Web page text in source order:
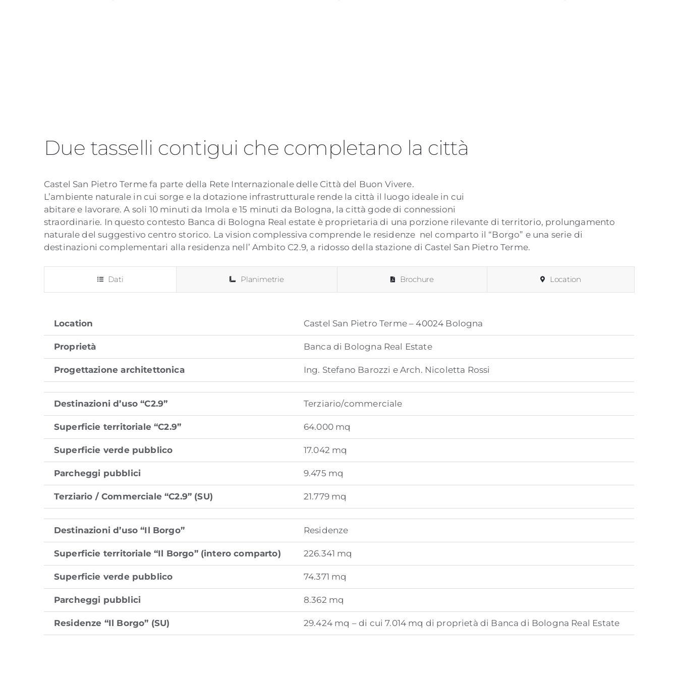
Due tasselli contigui che completano la città
Castel San Pietro Terme fa parte della Rete Internazionale delle Città del Buon Vivere.
L’ambiente naturale in cui sorge e la dotazione infrastrutturale rende la città il luogo ideale in cui
abitare e lavorare. A soli 10 minuti da Imola e 15 minuti da Bologna, la città gode di connessioni
straordinarie. In questo contesto Banca di Bologna Real estate è proprietaria di una porzione rilevante di territorio, prolungamento
naturale del suggestivo centro storico. La vision complessiva comprende le residenze nel comparto il “Borgo” e una serie di
destinazioni complementari alla residenza nell’ Ambito C2.9, a ridosso della stazione di Castel San Pietro Terme.
Dati Planimetrie Brochure Location
Location Castel San Pietro Terme – 40024 Bologna
Proprietà Banca di Bologna Real Estate
Progettazione architettonica Ing. Stefano Barozzi e Arch. Nicoletta Rossi
Destinazioni d’uso “C2.9” Terziario/commerciale
Superficie territoriale “C2.9” 64.000 mq
Superficie verde pubblico 17.042 mq
Parcheggi pubblici 9.475 mq
Terziario / Commerciale “C2.9” (SU) 21.779 mq
Destinazioni d’uso “Il Borgo” Residenze
Superficie territoriale “Il Borgo” (intero comparto) 226.341 mq
Superficie verde pubblico 74.371 mq
Parcheggi pubblici 8.362 mq
Residenze “Il Borgo” (SU) 29.424 mq – di cui 7.014 mq di proprietà di Banca di Bologna Real Estate